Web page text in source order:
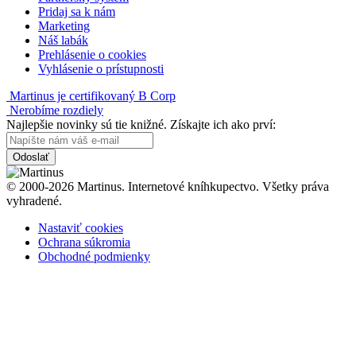
Pridaj sa k nám
Marketing
Náš labák
Prehlásenie o cookies
Vyhlásenie o prístupnosti
Martinus je certifikovaný B Corp
Nerobíme rozdiely
Najlepšie novinky sú tie knižné. Získajte ich ako prví:
Odoslať
© 2000-2026 Martinus. Internetové kníhkupectvo. Všetky práva
vyhradené.
Nastaviť cookies
Ochrana súkromia
Obchodné podmienky